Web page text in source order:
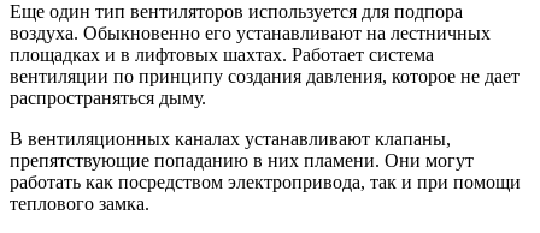
Еще один тип вентиляторов используется для подпора
воздуха. Обыкновенно его устанавливают на лестничных
площадках и в лифтовых шахтах. Работает система
вентиляции по принципу создания давления, которое не дает
распространяться дыму.
В вентиляционных каналах устанавливают клапаны,
препятствующие попаданию в них пламени. Они могут
работать как посредством электропривода, так и при помощи
теплового замка.